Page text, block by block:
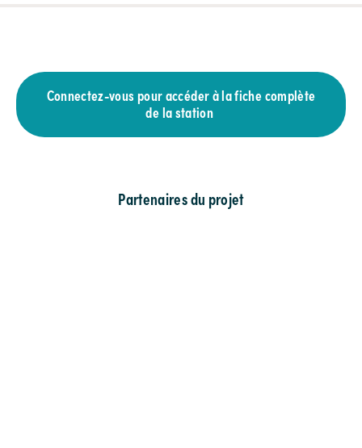
Connectez-vous pour accéder à la fiche complète
de la station
Partenaires du projet